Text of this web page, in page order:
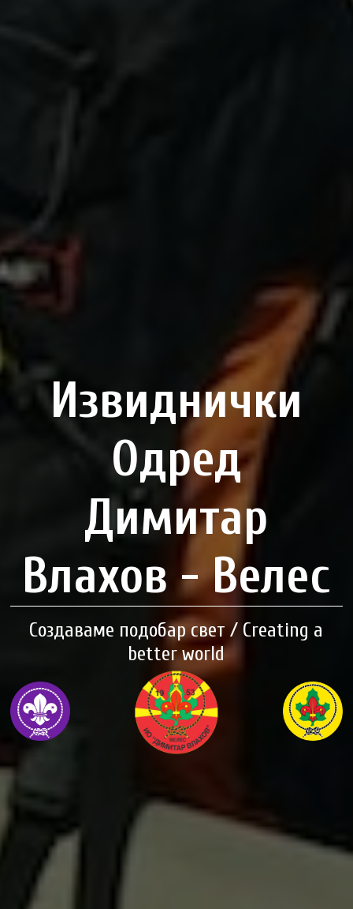
Извиднички
Одред
Димитар
Влахов - Велес
Создаваме подобар свет / Creating a
better world